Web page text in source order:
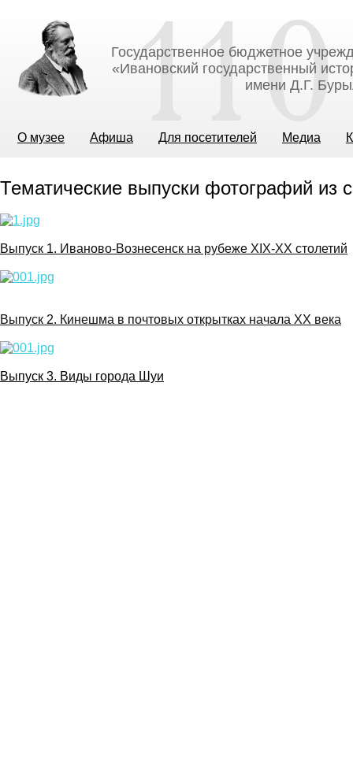
Государственное бюджетное
«Ивановский государственный
имени Д.Г.
О музее Афиша Для посетителей Медиа
Тематические выпуски фотографий из
Выпуск 1. Иваново-Вознесенск на рубеже XIX-XX столетий
Выпуск 2. Кинешма в почтовых открытках начала XX века
Выпуск 3. Виды города Шуи